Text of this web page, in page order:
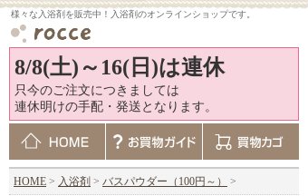
様々な入浴剤を販売中！入浴剤のオンラインショップです。
8/8(土)～16(日)は連休
只今のご注文につきましては
連休明けの手配・発送となります。
HOME > 入浴剤 > バスパウダー（100円～） >